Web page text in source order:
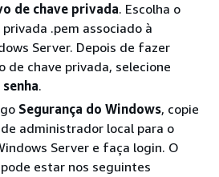
de chave privada. Escolha o
.pem associado à
Server. Depois de fazer
de chave privada, selecione
.
Segurança do Windows, copie
administrador local para o
Server e faça login. O
estar nos seguintes